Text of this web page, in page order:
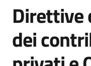
Direttive
dei